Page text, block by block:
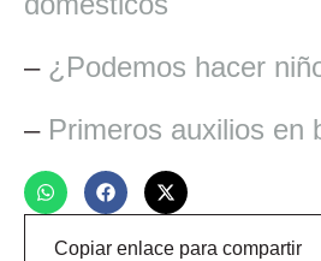
–¿Podemos hacer
– Primeros auxilios en
Copiar enlace para compartir